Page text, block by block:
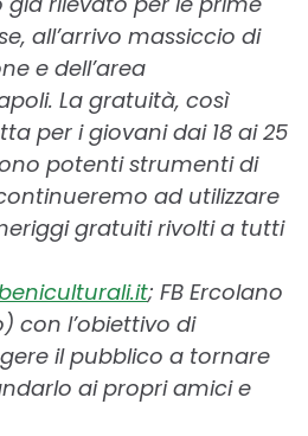
all’arrivo massiccio di
e dell’area
La gratuità, così
per i giovani dai 18 ai 25
potenti strumenti di
ad utilizzare
gratuiti rivolti a tutti
; FB Ercolano
con l’obiettivo di
il pubblico a tornare
ai propri amici e